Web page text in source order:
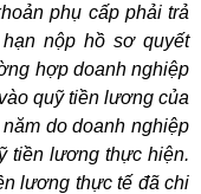
phụ cấp phải trả
nộp hồ sơ quyết
hợp doanh nghiệp
quỹ tiền lương của
do doanh nghiệp
tiền lương thực hiện.
lương thực tế đã chi